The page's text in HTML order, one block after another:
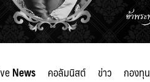
News คอลัมนิสต์ ข่าว กองทุน